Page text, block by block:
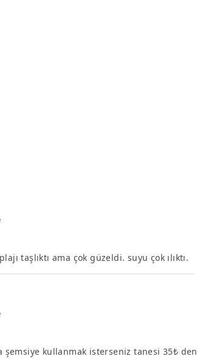
taşlıktı ama çok güzeldi. suyu çok ılıktı.
kullanmak isterseniz tanesi 35₺ den